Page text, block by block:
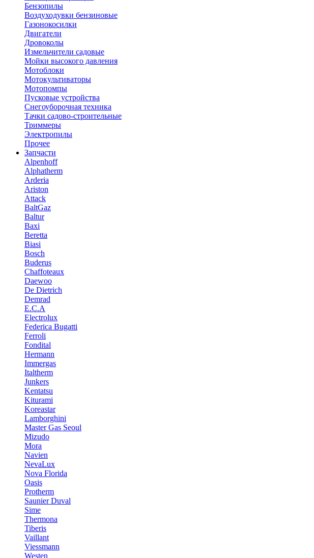
Бензопилы
Воздуходувки бензиновые
Газонокосилки
Двигатели
Дровоколы
Измельчители садовые
Мойки высокого давления
Мотоблоки
Мотокультиваторы
Мотопомпы
Пусковые устройства
Снегоуборочная техника
Тачки садово-строительные
Триммеры
Электропилы
Прочее
Запчасти
Alpenhoff
Alphatherm
Arderia
Ariston
Attack
BaltGaz
Baltur
Baxi
Beretta
Biasi
Bosch
Buderus
Chaffoteaux
Daewoo
De Dietrich
Demrad
E.C.A
Electrolux
Federica Bugatti
Ferroli
Fondital
Hermann
Immergas
Italtherm
Junkers
Kentatsu
Kiturami
Koreastar
Lamborghini
Master Gas Seoul
Mizudo
Mora
Navien
NevaLux
Nova Florida
Oasis
Protherm
Saunier Duval
Sime
Thermona
Tiberis
Vaillant
Viessmann
Westen